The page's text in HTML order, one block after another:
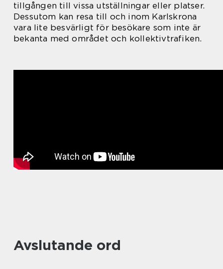
tillgången till vissa utställningar eller platser.
Dessutom kan resa till och inom Karlskrona
vara lite besvärligt för besökare som inte är
bekanta med området och kollektivtrafiken.
Avslutande ord